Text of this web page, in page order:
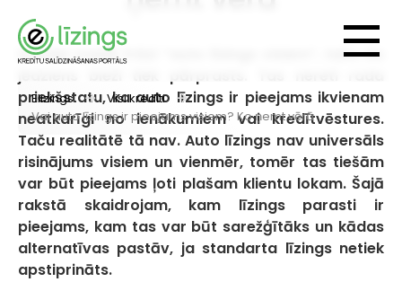
Elizings
Visi kredīti
Vai auto līzings ir pieejams visiem? Ko ņemt vērā
Daudzi meklē frāzi “auto līzings visiem”, taču šis
priekšstatu, ka auto līzings ir pieejams ikvienam
neatkarīgi no ienākumiem vai kredītvēstures.
Taču realitātē tā nav. Auto līzings nav universāls
risinājums visiem un vienmēr, tomēr tas tiešām
var būt pieejams ļoti plašam klientu lokam. Šajā
rakstā skaidrojam, kam līzings parasti ir
pieejams, kam tas var būt sarežģītāks un kādas
alternatīvas pastāv, ja standarta līzings netiek
apstiprināts.